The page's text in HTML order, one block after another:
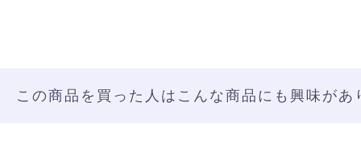
この商品を買った人はこんな商品にも興味があ